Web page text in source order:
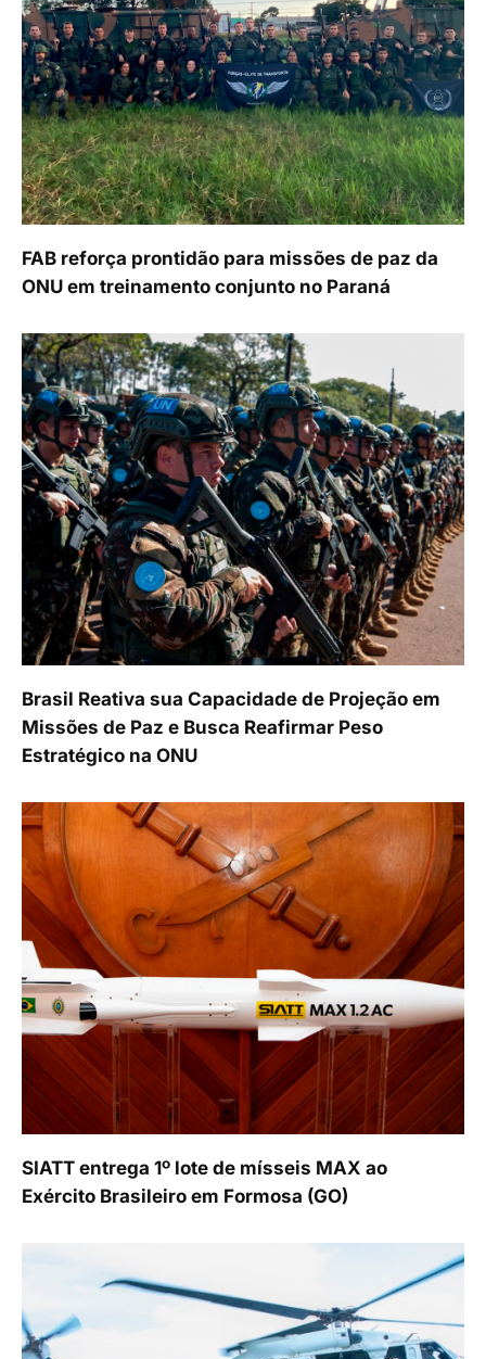
FAB reforça prontidão para missões de paz da
ONU em treinamento conjunto no Paraná
Brasil Reativa sua Capacidade de Projeção em
Missões de Paz e Busca Reafirmar Peso
Estratégico na ONU
SIATT entrega 1º lote de mísseis MAX ao
Exército Brasileiro em Formosa (GO)